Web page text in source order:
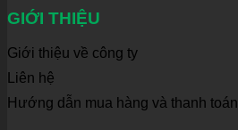
GIỚI THIỆU
Giới thiệu về công ty
Liên hệ
Hướng dẫn mua hàng và thanh toán